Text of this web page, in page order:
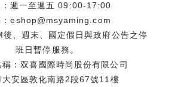
：週一至週五 09:00-17:00
：eshop@msyaming.com
、週末、國定假日與政府公告之停
班日暫停服務。
：双喜國際時尚股份有限公司
大安區敦化南路2段67號11樓